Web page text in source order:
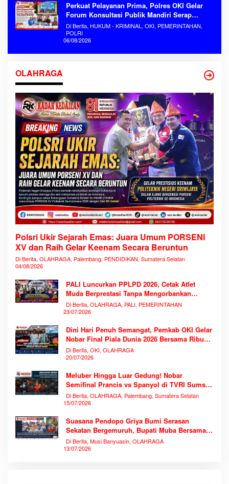
Perkuat Pelayanan Prima, Polres OKI Gelar
Forum Konsultasi Publik Mandiri Serap
Aspirasi Masyarakat
Di Berita, HUKUM - KRIMINAL, OKI, PEMERINTAHAN,
POLRI
06/08/2026
OLAHRAGA
Polsri Ukir Sejarah Emas: Juara Umum PORSENI
XV dan Raih Gelar Keenam Secara Beruntun
Di Berita, OLAHRAGA, Palembang, PENDIDIKAN, Sumatera Selatan
04/08/2026
PALI Luncurkan PPLPD 2026, Cetak Atlet
Muda Berprestasi Tanpa Mengorbankan
Pendidikan
Di Berita, OLAHRAGA, PALI, PEMERINTAHAN
23/07/2026
Dini Hari Penuh Semangat, Pemkab OKI Gelar
Nobar Final Piala Dunia 2026 Bersama Ribuan
Warga
Di Berita, OKI, OLAHRAGA
20/07/2026
Meluber Hingga Luar Gedung! Nobar
Semifinal Prancis vs Spanyol di TVRI Sumsel
Memecahkan Rekor Antusiasme
Di Berita, OLAHRAGA, Palembang, Sumatera Selatan
15/07/2026
Suasana Pendopo Griya Bumi Serasan
Sekatan Bergemuruh, Bupati Muba Bersama
Ribuan Warga Nobar Laga Bersejarah Piala
Dunia 2026
Di Berita, Musi Banyuasin, OLAHRAGA
13/07/2026